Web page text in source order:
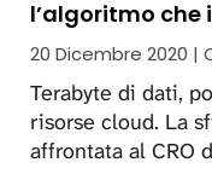
l’algoritmo
20 Dicembre 2020 |
Terabyte di dati,
risorse cloud. La
affrontata al CRO